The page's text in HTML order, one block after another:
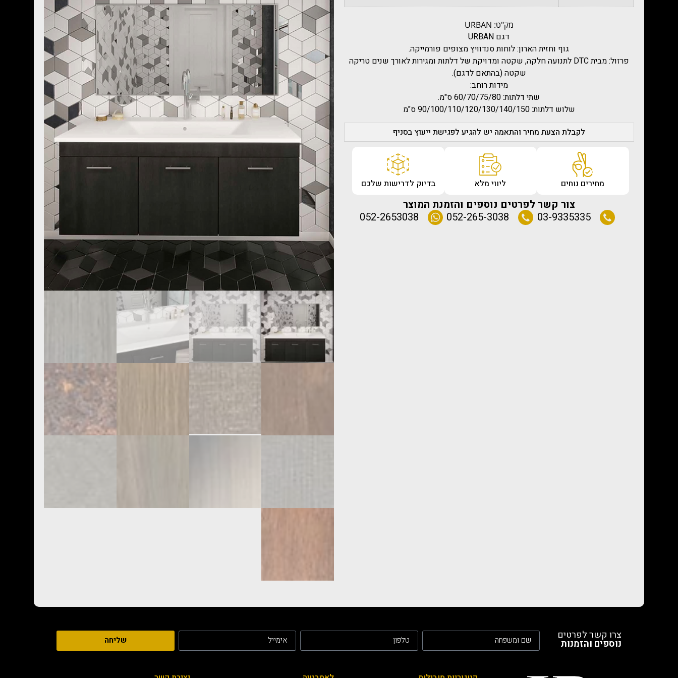
מק"ט: URBAN
דגם URBAN
גוף וחזית הארון: לוחות סנדוויץ מצופים פורמייקה.
פרזול: מבית DTC לתנועה חלקה, שקטה ומדויקת של דלתות ומגירות לאורך שנים טריקה
שקטה (בהתאם לדגם).
מידות רוחב:
שתי דלתות: 60/70/75/80 ס"מ.
שלוש דלתות: 90/100/110/120/130/140/150 ס"מ
לקבלת הצעת מחיר והתאמה יש להגיע לפגישת ייעוץ בסניף
מחירים נוחים ליווי מלא בדיוק לדרישות שלכם
צור קשר לפרטים נוספים והזמנת המוצר
03-9335335
052-265-3038
052-2653038
צרו קשר לפרטים
נוספים והזמנות שליחה